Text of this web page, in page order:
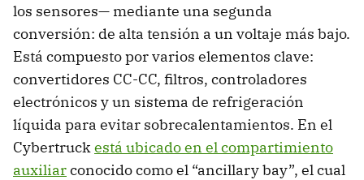
los sensores— mediante una segunda
conversión: de alta tensión a un voltaje más bajo.
Está compuesto por varios elementos clave:
convertidores CC-CC, filtros, controladores
electrónicos y un sistema de refrigeración
líquida para evitar sobrecalentamientos. En el
Cybertruckestá ubicado en el compartimiento
auxiliarconocido como el “ancillary bay”, el cual